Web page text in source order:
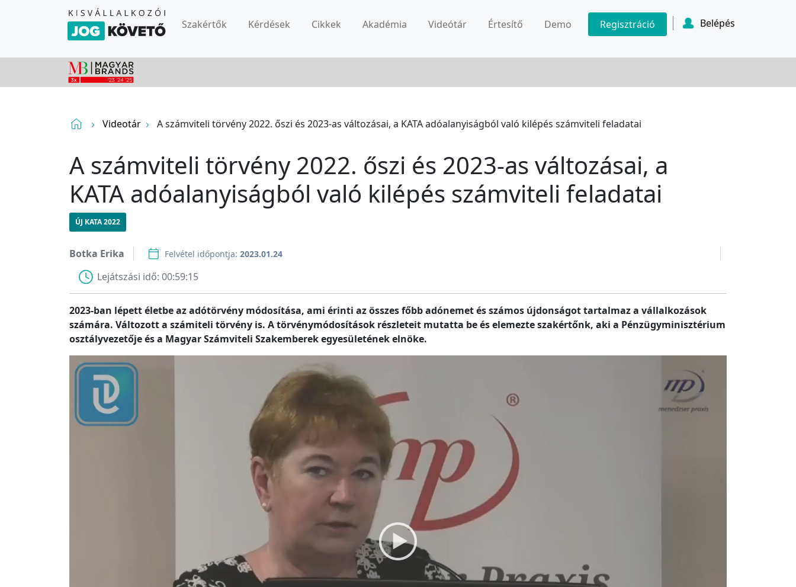
Szakértők Kérdések Cikkek Akadémia Videótár Értesítő Demo Regisztráció Belépés
Videotár A számviteli törvény 2022. őszi és 2023-as változásai, a KATA adóalanyiságból való kilépés számviteli feladatai
A számviteli törvény 2022. őszi és 2023-as változásai, a
KATA adóalanyiságból való kilépés számviteli feladatai
ÚJ KATA 2022
Botka Erika Felvétel időpontja: 2023.01.24
Lejátszási idő: 00:59:15
2023-ban lépett életbe az adótörvény módosítása, ami érinti az összes főbb adónemet és számos újdonságot tartalmaz a vállalkozások
számára. Változott a számiteli törvény is. A törvénymódosítások részleteit mutatta be és elemezte szakértőnk, aki a Pénzügyminisztérium
osztályvezetője és a Magyar Számviteli Szakemberek egyesületének elnöke.